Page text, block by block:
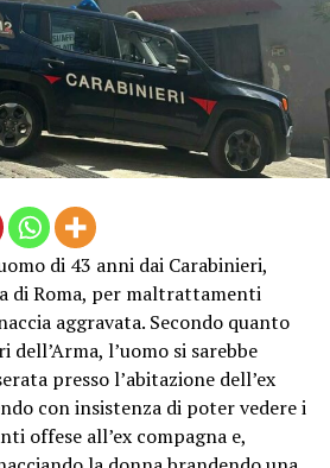
di 43 anni dai Carabinieri,
di Roma, per maltrattamenti
aggravata. Secondo quanto
l’uomo si sarebbe
presso l’abitazione dell’ex
con insistenza di poter vedere i
offese all’ex compagna e,